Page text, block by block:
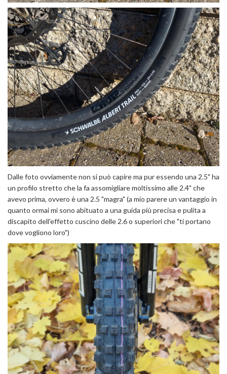
Dalle foto ovviamente non si può capire ma pur essendo una 2.5" ha
un profilo stretto che la fa assomigliare moltissimo alle 2.4" che
avevo prima, ovvero è una 2.5 "magra" (a mio parere un vantaggio in
quanto ormai mi sono abituato a una guida più precisa e pulita a
discapito dell'effetto cuscino delle 2.6 o superiori che "ti portano
dove vogliono loro")